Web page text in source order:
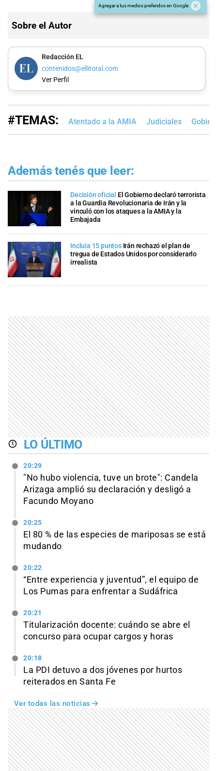
Agregar a tus medios preferidos en Google
Sobre el Autor
Redacción EL
contenidos@ellitoral.com
Ver Perfil
#TEMAS: Atentado a la AMIA Judiciales
Además tenés que leer:
Decisión oficial El Gobierno declaró terrorista
a la Guardia Revolucionaria de Irán y la
vinculó con los ataques a la AMIA y la
Embajada
Incluía 15 puntos Irán rechazó el plan de
tregua de Estados Unidos por considerarlo
irrealista
LO ÚLTIMO
20:29
"No hubo violencia, tuve un brote": Candela
Arizaga amplió su declaración y desligó a
Facundo Moyano
20:25
El 80 % de las especies de mariposas se está
mudando
20:22
“Entre experiencia y juventud”, el equipo de
Los Pumas para enfrentar a Sudáfrica
20:21
Titularización docente: cuándo se abre el
concurso para ocupar cargos y horas
20:18
La PDI detuvo a dos jóvenes por hurtos
reiterados en Santa Fe
Ver todas las noticias